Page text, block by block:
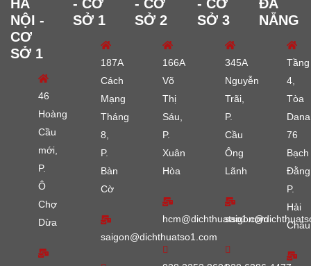
HÀ
NỘI -
CƠ
SỞ 1
46
Hoàng
Cầu
mới,
P.
Ô
Chợ
Dừa
- CƠ
SỞ 1
187A
Cách
Mạng
Tháng
8,
P.
Bàn
Cờ
saigon@dichthuatso1.com
- CƠ
SỞ 2
166A
Võ
Thị
Sáu,
P.
Xuân
Hòa
hcm@dichthuatso1.com
- CƠ
SỞ 3
345A
Nguyễn
Trãi,
P.
Cầu
Ông
Lãnh
ĐÀ
NẴNG
Tầng
4,
Tòa
76
Bạch
P.
Hải
Châu